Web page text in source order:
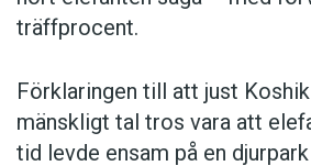
träffprocent.
Förklaringen till att just
mänskligt tal tros vara att
tid levde ensam på en